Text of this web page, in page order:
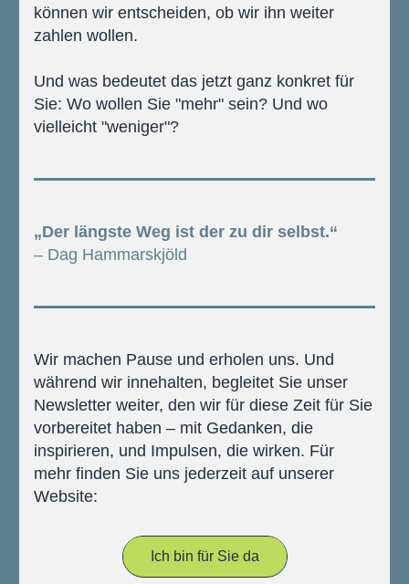
können wir entscheiden, ob wir ihn weiter
zahlen wollen.
Und was bedeutet das jetzt ganz konkret für
Sie: Wo wollen Sie "mehr" sein? Und wo
vielleicht "weniger"?
„Der längste Weg ist der zu dir selbst.“
– Dag Hammarskjöld
Wir machen Pause und erholen uns. Und
während wir innehalten, begleitet Sie unser
Newsletter weiter, den wir für diese Zeit für Sie
vorbereitet haben – mit Gedanken, die
inspirieren, und Impulsen, die wirken. Für
mehr finden Sie uns jederzeit auf unserer
Website:
Ich bin für Sie da